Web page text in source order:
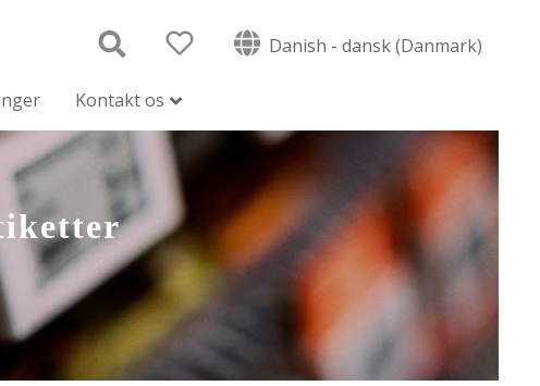
Danish - dansk (Danmark)
Kontakt os